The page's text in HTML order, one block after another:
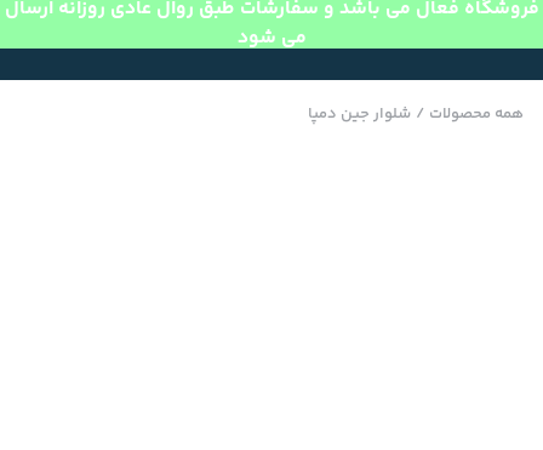
فروشگاه فعال می باشد و سفارشات طبق روال عادی روزانه ارسال
می شود
همه محصولات / شلوار جین دمپا